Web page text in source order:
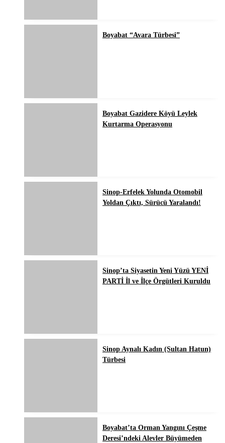
Boyabat “Avara Türbesi”
Boyabat Gazidere Köyü Leylek
Kurtarma Operasyonu
Sinop-Erfelek Yolunda Otomobil
Yoldan Çıktı, Sürücü Yaralandı!
Sinop’ta Siyasetin Yeni Yüzü YENİ
PARTİ İl ve İlçe Örgütleri Kuruldu
Sinop Aynalı Kadın (Sultan Hatun)
Türbesi
Boyabat’ta Orman Yangını Çeşme
Deresi’ndeki Alevler Büyümeden